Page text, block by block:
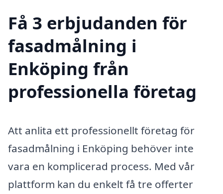
Få 3 erbjudanden för
fasadmålning i
Enköping från
professionella företag
Att anlita ett professionellt företag för
fasadmålning i Enköping behöver inte
vara en komplicerad process. Med vår
plattform kan du enkelt få tre offerter